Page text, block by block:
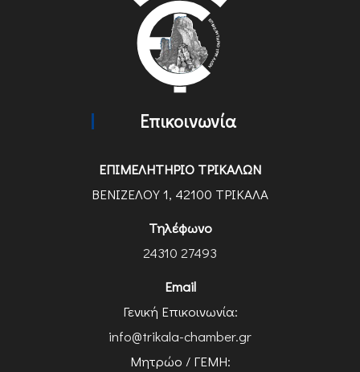
Επικοινωνία
ΕΠΙΜΕΛΗΤΗΡΙΟ ΤΡΙΚΑΛΩΝ
ΒΕΝΙΖΕΛΟΥ 1, 42100 ΤΡΙΚΑΛΑ
Τηλέφωνο
24310 27493
Email
Γενική Επικοινωνία:
info@trikala-chamber.gr
Μητρώο / ΓΕΜΗ: